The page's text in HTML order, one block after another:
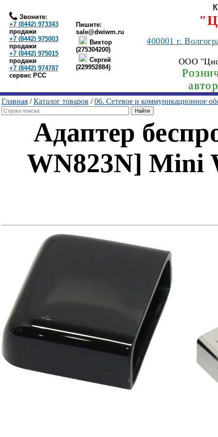
Звоните:
+7 (8442) 973343
продажи
+7 (8442) 975003
продажи
+7 (8442) 975015
продажи
+7 (8442) 974787
сервис РСС
Пишите:
sale@dwiwm.ru
Виктор
(275304200)
Сергей
(229952884)
400001г.
ООО
Главная /Каталог товаров /06. Сетевое и коммуникационное
Адаптер
WN823N] Mini